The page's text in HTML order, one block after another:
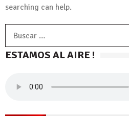
searching can help.
ESTAMOS AL AIRE !